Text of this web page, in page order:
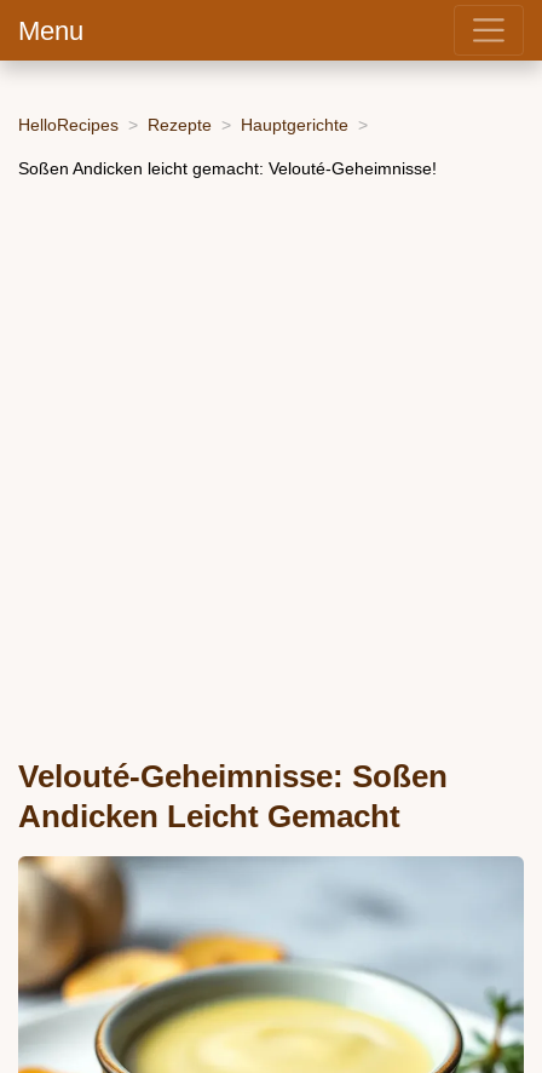
Menu
HelloRecipes Rezepte Hauptgerichte
Soßen Andicken leicht gemacht: Velouté-Geheimnisse!
Velouté-Geheimnisse: Soßen
Andicken Leicht Gemacht